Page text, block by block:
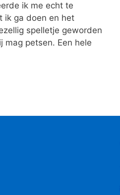
ik me echt te
ik ga doen en het
spelletje geworden
mag petsen. Een hele